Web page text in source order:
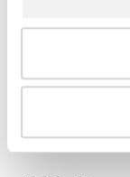
Þorsteinsson
97 51 84 15